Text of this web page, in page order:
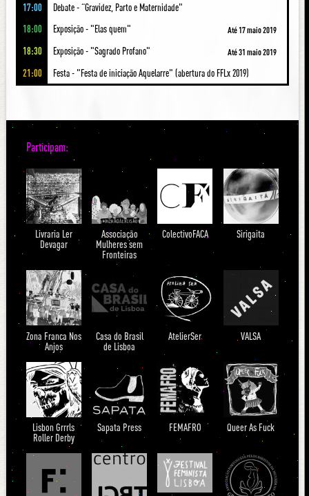
17:00
Debate - “Gravidez, Parto e Maternidade"
18:00
Exposição - "Elas quem" Até 17 maio 2019
18:30 Exposição - "Sagrado Profano" Até 31 maio 2019
21:00 Festa - "Festa de iniciação Aquelarre" (abertura do FFLx 2019)
Participam:
Livraria Ler
Devagar
Associação
Mulheres sem
Fronteiras
ColectivoFACA Sirigaita
Zona Franca Nos
Anjos
Casa do Brasil
de Lisboa
AtelierSer VALSA
Lisbon Grrrls
Roller Derby
Sapata Press FEMAFRO Queer As Fuck